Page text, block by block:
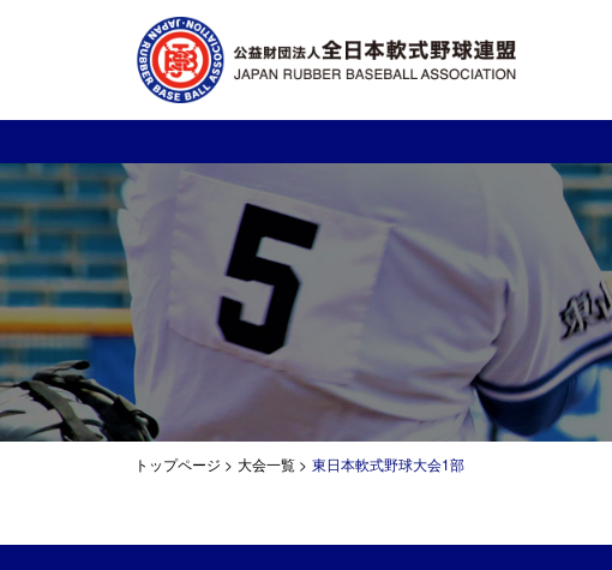
トップページ > 大会一覧 > 東日本軟式野球大会1部